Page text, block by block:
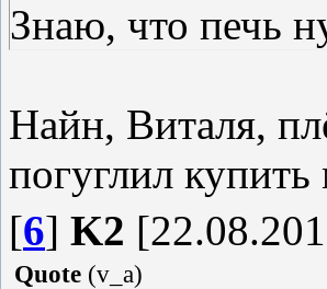
Знаю, что печь
Найн, Виталя,
погуглил
[6] K2
Quote (v_a)